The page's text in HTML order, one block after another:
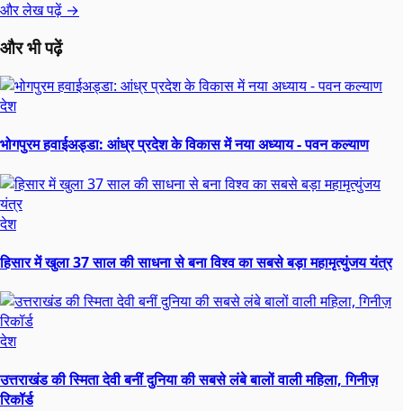
और लेख पढ़ें →
और भी पढ़ें
देश
भोगपुरम हवाईअड्डा: आंध्र प्रदेश के विकास में नया अध्याय - पवन कल्याण
देश
हिसार में खुला 37 साल की साधना से बना विश्व का सबसे बड़ा महामृत्युंजय यंत्र
देश
उत्तराखंड की स्मिता देवी बनीं दुनिया की सबसे लंबे बालों वाली महिला, गिनीज़
रिकॉर्ड